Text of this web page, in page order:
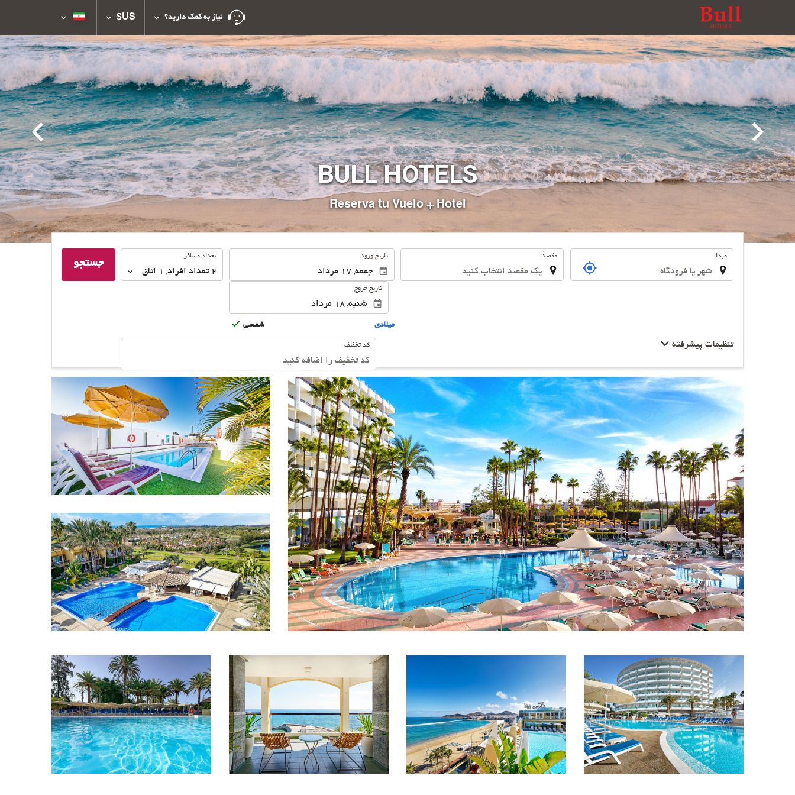
نیاز به کمک دارید؟ US$
BULL HOTELS
Reserva tu Vuelo + Hotel
سفرمبدا مقصد تاریخ ورود
تاریخ خروج
ميلادى شمسى
تعداد
تعداد مسافر
2 تعداد افراد ,
1 اتاق
کد تخفیف تنظیمات پیشرفته
جستجو